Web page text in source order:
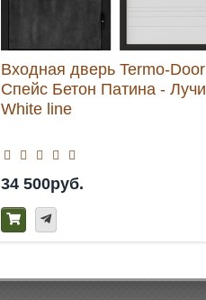
Входная дверь Termo-Door
Спейс Бетон Патина - Лучи
White line
34 500руб.